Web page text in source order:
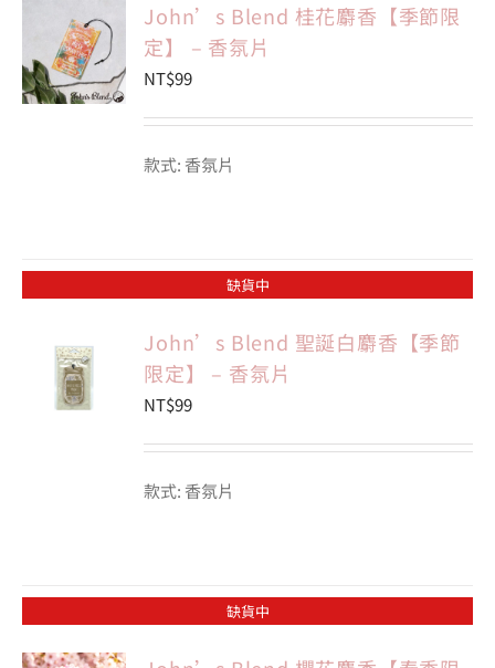
John’s Blend 桂花麝香【季節限
定】 – 香氛片
NT$99
款式: 香氛片
缺貨中
John’s Blend 聖誕白麝香【季節
限定】 – 香氛片
NT$99
款式: 香氛片
缺貨中